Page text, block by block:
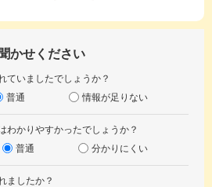
かせください
ていましたでしょうか？
普通 情報が足りない
わかりやすかったでしょうか？
普通 分かりにくい
ましたか？